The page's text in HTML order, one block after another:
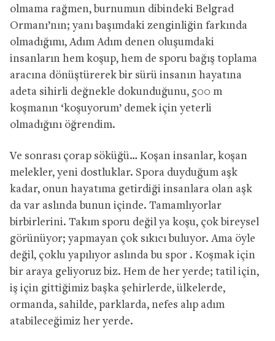
olmama rağmen, burnumun dibindeki Belgrad
Ormanı’nın; yanı başımdaki zenginliğin farkında
olmadığımı, Adım Adım denen oluşumdaki
insanların hem koşup, hem de sporu bağış toplama
aracına dönüştürerek bir sürü insanın hayatına
adeta sihirli değnekle dokunduğunu, 500 m
koşmanın ‘koşuyorum’ demek için yeterli
olmadığını öğrendim.
Ve sonrası çorap söküğü… Koşan insanlar, koşan
melekler, yeni dostluklar. Spora duyduğum aşk
kadar, onun hayatıma getirdiği insanlara olan aşk
da var aslında bunun içinde. Tamamlıyorlar
birbirlerini. Takım sporu değil ya koşu, çok bireysel
görünüyor; yapmayan çok sıkıcı buluyor. Ama öyle
değil, çoklu yapılıyor aslında bu spor . Koşmak için
bir araya geliyoruz biz. Hem de her yerde; tatil için,
iş için gittiğimiz başka şehirlerde, ülkelerde,
ormanda, sahilde, parklarda, nefes alıp adım
atabileceğimiz her yerde.